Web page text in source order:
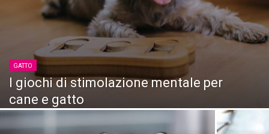
GATTO
I giochi di stimolazione mentale per
cane e gatto